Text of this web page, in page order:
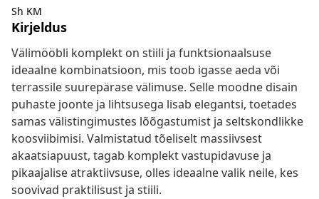
Sh KM
Kirjeldus
Välimööbli komplekt on stiili ja funktsionaalsuse
ideaalne kombinatsioon, mis toob igasse aeda või
terrassile suurepärase välimuse. Selle moodne disain
puhaste joonte ja lihtsusega lisab elegantsi, toetades
samas välistingimustes lõõgastumist ja seltskondlikke
koosviibimisi. Valmistatud tõeliselt massiivsest
akaatsiapuust, tagab komplekt vastupidavuse ja
pikaajalise atraktiivsuse, olles ideaalne valik neile, kes
soovivad praktilisust ja stiili.